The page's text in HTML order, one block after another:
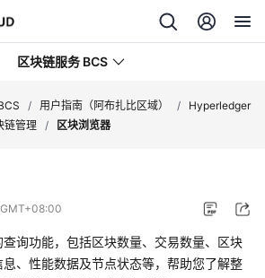
区块链服务 BCS
/ 用户指南（阿布扎比区域） /
Hyperledger
链管理 / 区块浏览器
询功能，包括区块数量、交易数量、区块
、性能数据及节点状态等，帮助您了解整